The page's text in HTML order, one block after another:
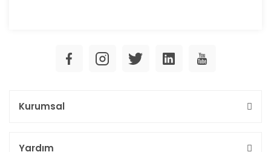
Kurumsal
Yardım